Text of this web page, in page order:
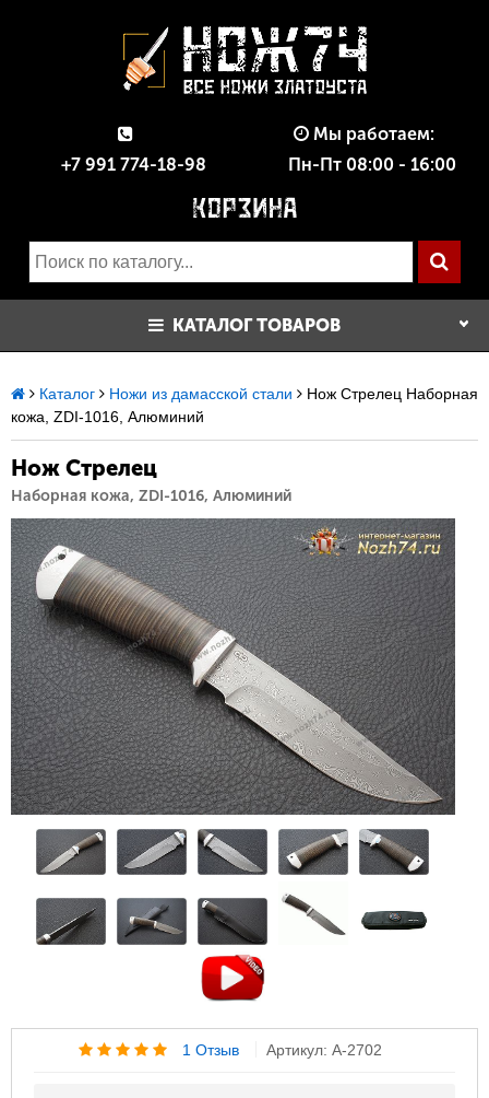
+7 991 774-18-98
Мы работаем:
Пн-Пт 08:00 - 16:00
КАТАЛОГ ТОВАРОВ
Каталог Ножи из дамасской стали
Нож Стрелец Наборная
кожа, ZDI-1016, Алюминий
Нож Стрелец
Наборная кожа, ZDI-1016, Алюминий
1 Отзыв Артикул: A-2702